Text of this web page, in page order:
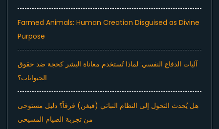
Farmed Animals: Human Creation Disguised as Divine
Purpose
آليات الدفاع النفسي: لماذا تُستخدم معاناة البشر كحجة ضد حقوق
الحيوانات؟
هل يُحدث التحول إلى النظام النباتي (فيغن) فرقاً؟ دليل مستوحى
من تجربة الصيام المسيحي